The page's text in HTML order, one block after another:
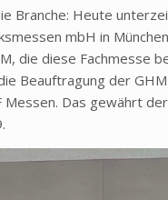
Branche: Heute
mbH in
die diese Fachmesse
Beauftragung der
Messen. Das gewährt